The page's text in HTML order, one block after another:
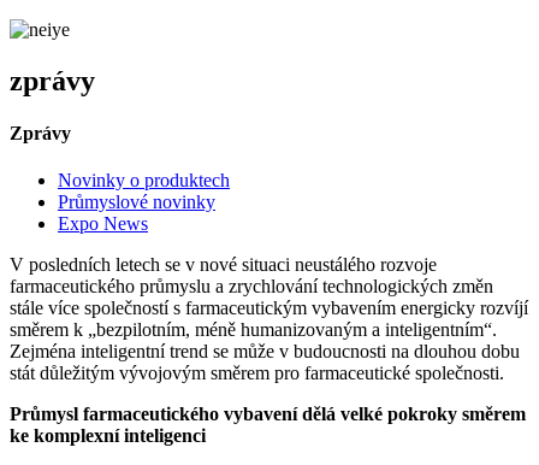
zprávy
Zprávy
Novinky o produktech
Průmyslové novinky
Expo News
V posledních letech se v nové situaci neustálého rozvoje
farmaceutického průmyslu a zrychlování technologických změn
stále více společností s farmaceutickým vybavením energicky rozvíjí
směrem k „bezpilotním, méně humanizovaným a inteligentním“.
Zejména inteligentní trend se může v budoucnosti na dlouhou dobu
stát důležitým vývojovým směrem pro farmaceutické společnosti.
Průmysl farmaceutického vybavení dělá velké pokroky směrem
ke komplexní inteligenci